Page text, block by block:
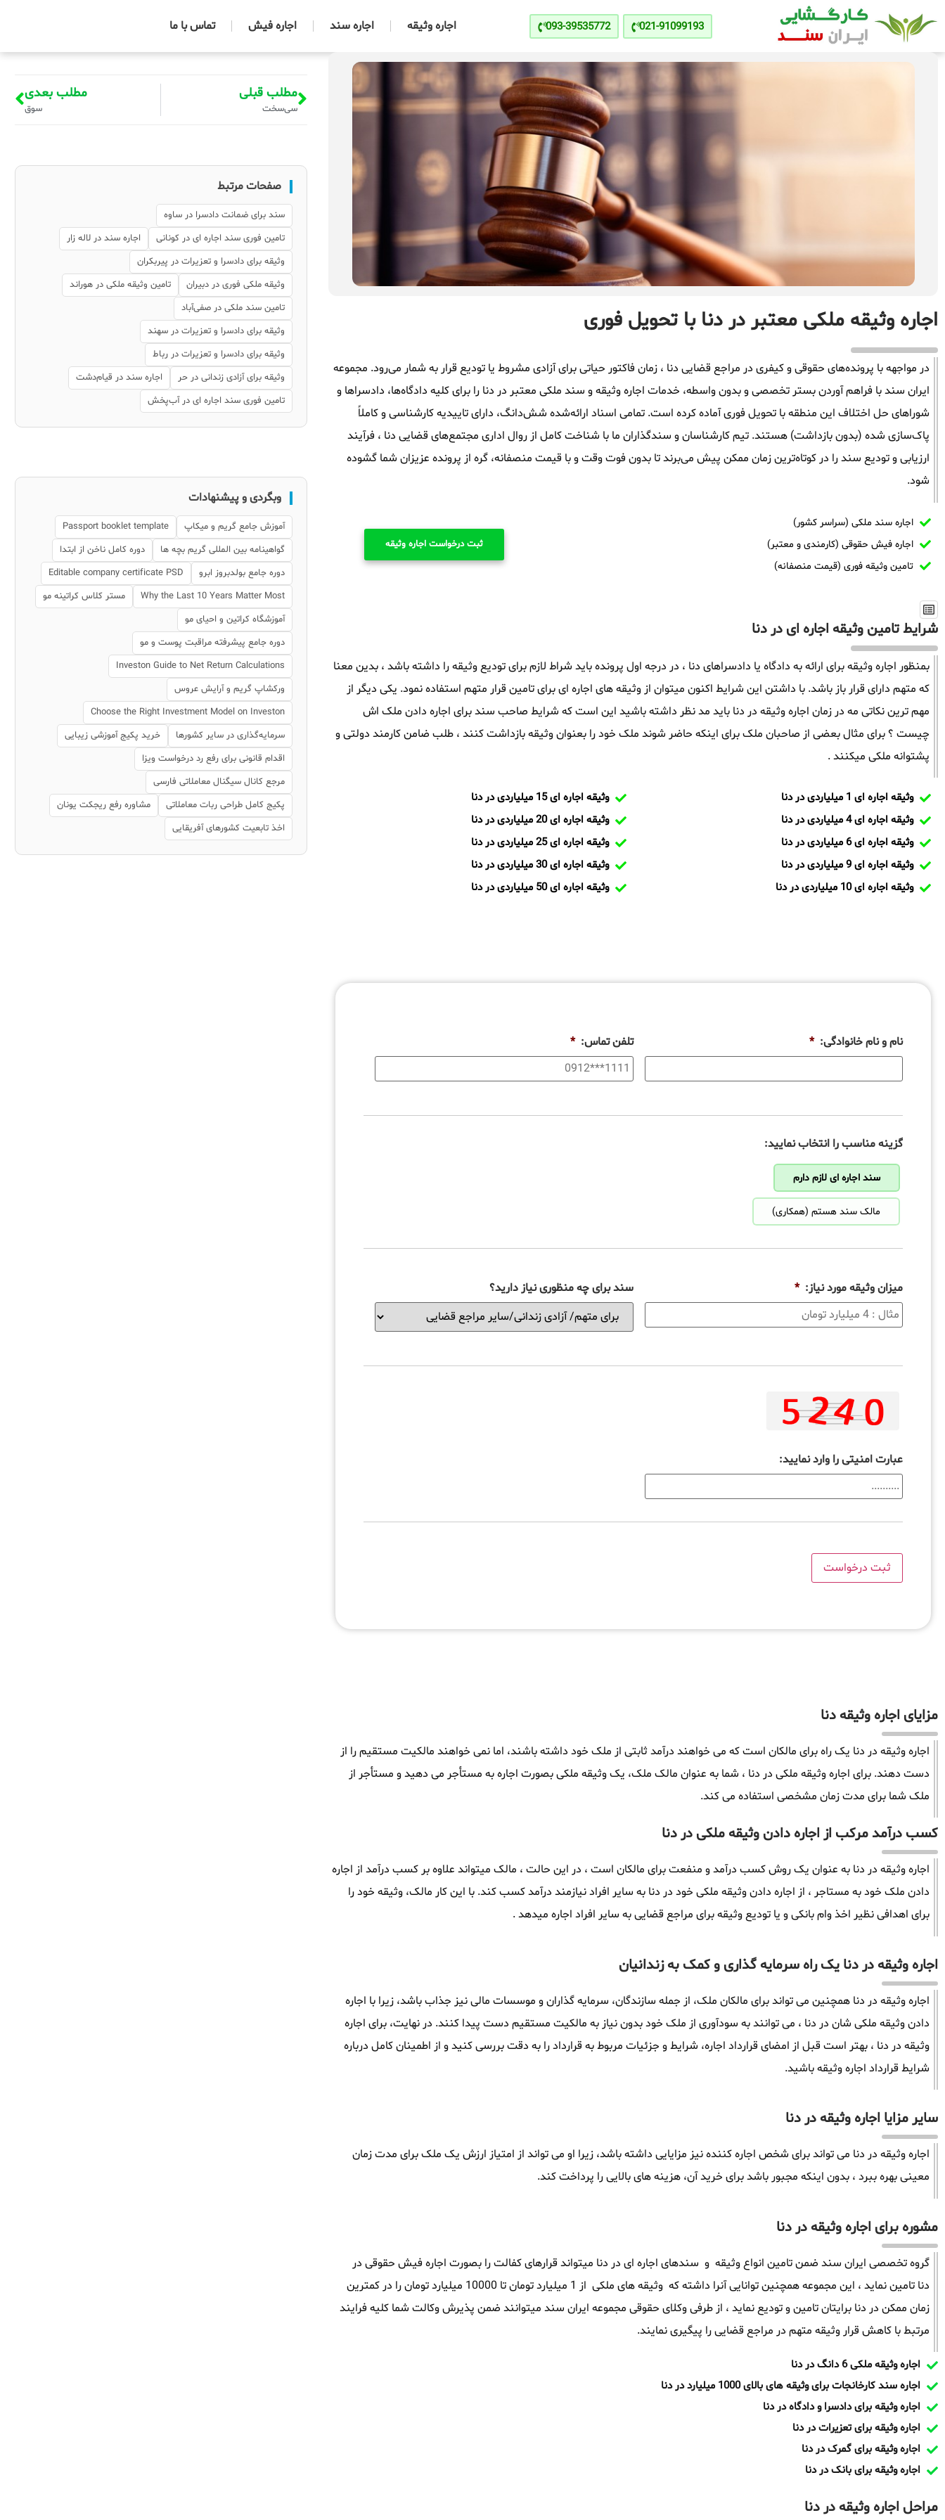
021-91099193
093-39535772 اجاره وثیقه اجاره سند اجاره فیش تماس با ما
اجاره وثیقه ملکی معتبر در دنا با تحویل فوری
در مواجهه با پرونده‌های حقوقی و کیفری در مراجع قضایی دنا ، زمان فاکتور حیاتی برای آزادی مشروط یا تودیع قرار به شمار می‌رود. مجموعه
ایران سند با فراهم آوردن بستر تخصصی و بدون واسطه، خدمات اجاره وثیقه و سند ملکی معتبر در دنا را برای کلیه دادگاه‌ها، دادسراها و
شوراهای حل اختلاف این منطقه با تحویل فوری آماده کرده است. تمامی اسناد ارائه‌شده شش‌دانگ، دارای تاییدیه کارشناسی و کاملاً
پاک‌سازی شده (بدون بازداشت) هستند. تیم کارشناسان و سندگذاران ما با شناخت کامل از روال اداری مجتمع‌های قضایی دنا ، فرآیند
ارزیابی و تودیع سند را در کوتاه‌ترین زمان ممکن پیش می‌برند تا بدون فوت وقت و با قیمت منصفانه، گره از پرونده عزیزان شما گشوده
شود.
اجاره سند ملکی (سراسر کشور)
اجاره فیش حقوقی (کارمندی و معتبر)
تامین وثیقه فوری (قیمت منصفانه)
ثبت درخواست اجاره وثیقه
شرایط تامین وثیقه اجاره ای در دنا
بمنظور اجاره وثیقه برای ارائه به دادگاه یا دادسراهای دنا ، در درجه اول پرونده باید شراط لازم برای تودیع وثیقه را داشته باشد ، بدین معنا
که متهم دارای قرار باز باشد. با داشتن این شرایط اکنون میتوان از وثیقه های اجاره ای برای تامین قرار متهم استفاده نمود. یکی دیگر از
مهم ترین نکاتی مه در زمان اجاره وثیقه در دنا باید مد نظر داشته باشید این است که شرایط صاحب سند برای اجاره دادن ملک اش
چیست ؟ برای مثال بعضی از صاحبان ملک برای اینکه حاضر شوند ملک خود را بعنوان وثیقه بازداشت کنند ، طلب ضامن کارمند دولتی و
پشتوانه ملکی میکنند .
وثیقه اجاره ای 1 میلیاردی در دنا
وثیقه اجاره ای 4 میلیاردی در دنا
وثیقه اجاره ای 6 میلیاردی در دنا
وثیقه اجاره ای 9 میلیاردی در دنا
وثیقه اجاره ای 10 میلیاردی در دنا
وثیقه اجاره ای 15 میلیاردی در دنا
وثیقه اجاره ای 20 میلیاردی در دنا
وثیقه اجاره ای 25 میلیاردی در دنا
وثیقه اجاره ای 30 میلیاردی در دنا
وثیقه اجاره ای 50 میلیاردی در دنا
نام و نام خانوادگی: * تلفن تماس: *
گزینه مناسب را انتخاب نمایید:
سند اجاره ای لازم دارم
مالک سند هستم (همکاری)
میزان وثیقه مورد نیاز: * سند برای چه منظوری نیاز دارید؟
عبارت امنیتی را وارد نمایید:
مزایای اجاره وثیقه دنا
اجاره وثیقه در دنا یک راه برای مالکان است که می خواهند درآمد ثابتی از ملک خود داشته باشند، اما نمی خواهند مالکیت مستقیم را از
دست دهند. برای اجاره وثیقه ملکی در دنا ، شما به عنوان مالک ملک، یک وثیقه ملکی بصورت اجاره به مستأجر می دهید و مستأجر از
ملک شما برای مدت زمان مشخصی استفاده می کند.
کسب درآمد مرکب از اجاره دادن وثیقه ملکی در دنا
اجاره وثیقه در دنا به عنوان یک روش کسب درآمد و منفعت برای مالکان است ، در این حالت ، مالک میتواند علاوه بر کسب درآمد از اجاره
دادن ملک خود به مستاجر ، از اجاره دادن وثیقه ملکی خود در دنا به سایر افراد نیازمند درآمد کسب کند. با این کار مالک، وثیقه خود را
برای اهدافی نظیر اخذ وام بانکی و یا تودیع وثیقه برای مراجع قضایی به سایر افراد اجاره میدهد .
اجاره وثیقه در دنا یک راه سرمایه گذاری و کمک به زندانیان
اجاره وثیقه در دنا همچنین می تواند برای مالکان ملک، از جمله سازندگان، سرمایه گذاران و موسسات مالی نیز جذاب باشد، زیرا با اجاره
دادن وثیقه ملکی شان در دنا ، می توانند به سودآوری از ملک خود بدون نیاز به مالکیت مستقیم دست پیدا کنند. در نهایت، برای اجاره
وثیقه در دنا ، بهتر است قبل از امضای قرارداد اجاره، شرایط و جزئیات مربوط به قرارداد را به دقت بررسی کنید و از اطمینان کامل درباره
شرایط قرارداد اجاره وثیقه باشید.
سایر مزایا اجاره وثیقه در دنا
اجاره وثیقه در دنا می تواند برای شخص اجاره کننده نیز مزایایی داشته باشد، زیرا او می تواند از امتیاز ارزش یک ملک برای مدت زمان
معینی بهره ببرد ، بدون اینکه مجبور باشد برای خرید آن، هزینه های بالایی را پرداخت کند.
مشوره برای اجاره وثیقه در دنا
گروه تخصصی ایران سند ضمن تامین انواع وثیقه و سندهای اجاره ای در دنا میتواند قرارهای کفالت را بصورت اجاره فیش حقوقی در
دنا تامین نماید ، این مجموعه همچنین توانایی آنرا داشته که وثیقه های ملکی از 1 میلیارد تومان تا 10000 میلیارد تومان را در کمترین
زمان ممکن در دنا برایتان تامین و تودیع نماید ، از طرفی وکلای حقوقی مجموعه ایران سند میتوانند ضمن پذیرش وکالت شما کلیه فرایند
مرتبط با کاهش قرار وثیقه متهم در مراجع قضایی را پیگیری نمایند.
اجاره وثیقه ملکی 6 دانگ در دنا
اجاره سند کارخانجات برای وثیقه های بالای 1000 میلیارد در دنا
اجاره وثیقه برای دادسرا و دادگاه در دنا
اجاره وثیقه برای تعزیرات در دنا
اجاره وثیقه برای گمرک در دنا
اجاره وثیقه برای بانک در دنا
مراحل اجاره وثیقه در دنا
مطلب قبلی
سی‌سخت
مطلب بعدی
سوق
صفحات مرتبط
سند برای ضمانت دادسرا در ساوه
تامین فوری سند اجاره ای در کونانی
اجاره سند در لاله زار
وثیقه برای دادسرا و تعزیرات در پیربکران
وثیقه ملکی فوری در دبیران
تامین وثیقه ملکی در هوراند
تامین سند ملکی در صفی‌آباد
وثیقه برای دادسرا و تعزیرات در سهند
وثیقه برای دادسرا و تعزیرات در رباط
وثیقه برای آزادی زندانی در حر
اجاره سند در قیام‌دشت
تامین فوری سند اجاره ای در آب‌پخش
وبگردی و پیشنهادات
آموزش جامع گریم و میکاپ
Passport booklet template
گواهینامه بین المللی گریم بچه ها
دوره کامل ناخن از ابتدا
دوره جامع بولدبروز ابرو
Editable company certificate PSD
Why the Last 10 Years Matter Most
مستر کلاس کراتینه مو
آموزشگاه کراتین و احیای مو
دوره جامع پیشرفته مراقبت پوست و مو
Investon Guide to Net Return Calculations
ورکشاپ گریم و آرایش عروس
Choose the Right Investment Model on Investon
سرمایه‌گذاری در سایر کشورها
خرید پکیج آموزشی زیبایی
اقدام قانونی برای رفع رد درخواست ویزا
مرجع کانال سیگنال معاملاتی فارسی
پکیج کامل طراحی ربات معاملاتی
مشاوره رفع ریجکت یونان
اخذ تابعیت کشورهای آفریقایی